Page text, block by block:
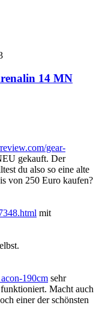
14 MN
gear-
gekauft. Der
du also so eine alte
von 250 Euro kaufen?
mit
190cm sehr
Macht auch
einer der schönsten